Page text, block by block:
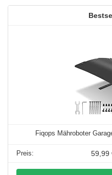
Fiqops Mähroboter
59,99